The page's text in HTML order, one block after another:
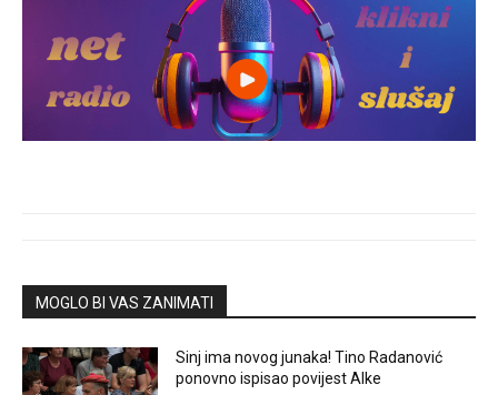
MOGLO BI VAS ZANIMATI
Sinj ima novog junaka! Tino Radanović
ponovno ispisao povijest Alke